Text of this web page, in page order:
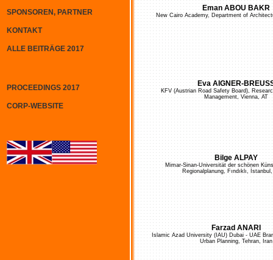
SPONSOREN, PARTNER
KONTAKT
ALLE BEITRÄGE 2017
PROCEEDINGS 2017
CORP-WEBSITE
Eman ABOU BAKR
New Cairo Academy, Department of
Eva AIGNER-
KFV (Austrian Road Safety Board),
Management, Vienna, AT
Bilge ALPAY
Mimar-Sinan-Universität der schönen
Regionalplanung, Fındıklı,
Farzad ANARI
Islamic Azad University (IAU) Dubai - UAE
Urban Planning, Tehran, Iran